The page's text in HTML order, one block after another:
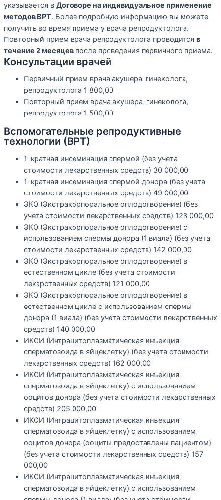
указывается в Договоре на индивидуальное применение
методов ВРТ. Более подробную информацию вы можете
получить во время приема у врача репродуктолога.
Повторный прием врача репродуктолога проводится в
течение 2 месяцев после проведения первичного приема.
Консультации врачей
Первичный прием врача акушера-гинеколога,
репродуктолога 1 800,00
Повторный прием врача акушера-гинеколога,
репродуктолога 1 500,00
Вспомогательные репродуктивные
технологии (ВРТ)
1-кратная инсеминация спермой (без учета
стоимости лекарственных средств) 30 000,00
1-кратная инсеминация спермой донора (без учета
стоимости лекарственных средств) 49 000,00
ЭКО (Экстракорпоральное оплодотворение) (без
учета стоимости лекарственных средств) 123 000,00
ЭКО (Экстракорпоральное оплодотворение) с
использованием спермы донора (1 виала) (без учета
стоимости лекарственных средств) 142 000,00
ЭКО (Экстракорпоральное оплодотворение) в
естественном цикле (без учета стоимости
лекарственных средств) 121 000,00
ЭКО (Экстракорпоральное оплодотворение) в
естественном цикле с использованием спермы
донора (1 виала) (без учета стоимости лекарственных
средств) 140 000,00
ИКСИ (Интрацитоплазматическая инъекция
сперматозоида в яйцеклетку) (без учета стоимости
лекарственных средств) 162 000,00
ИКСИ (Интрацитоплазматическая инъекция
сперматозоида в яйцеклетку) с использованием
ооцитов донора (без учета стоимости лекарственных
средств) 205 000,00
ИКСИ (Интрацитоплазматическая инъекция
сперматозоида в яйцеклетку) с использованием
ооцитов донора (ооциты предоставлены пациентом)
(без учета стоимости лекарственных средств) 157
000,00
ИКСИ (Интрацитоплазматическая инъекция
сперматозоида в яйцеклетку) с использованием